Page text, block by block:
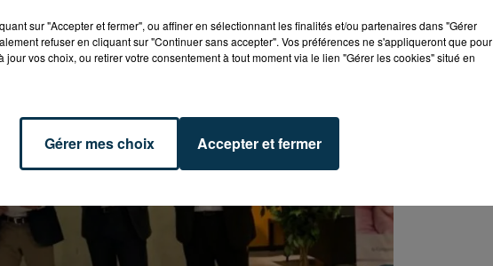
sur "Accepter et fermer", ou affiner en sélectionnant les finalités et/ou partenaires dans "Gérer
refuser en cliquant sur "Continuer sans accepter". Vos préférences ne s'appliqueront que pour
jour vos choix, ou retirer votre consentement à tout moment via le lien "Gérer les cookies" situé en
Gérer mes choix Accepter et fermer